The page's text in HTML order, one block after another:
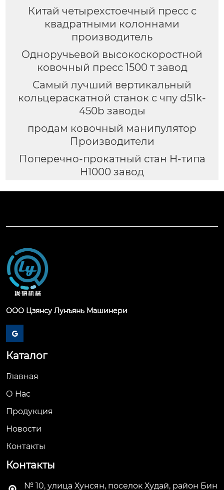
Китай четырехстоечный пресс с
квадратными колоннами
производитель
Одноручьевой высокоскоростной
ковочный пресс 1500 т завод
Самый лучший вертикальный
кольцераскатной станок с чпу d51k-
450b заводы
продам ковочный манипулятор
Производители
Поперечно-прокатный стан H-типа
H1000 завод
ООО Цзянсу Лунъянь Машинери

Каталог
Главная
О Hас
Продукция
Новости
Контакты
Контакты
№ 10, улица Хунсян, поселок Худай, район Бин